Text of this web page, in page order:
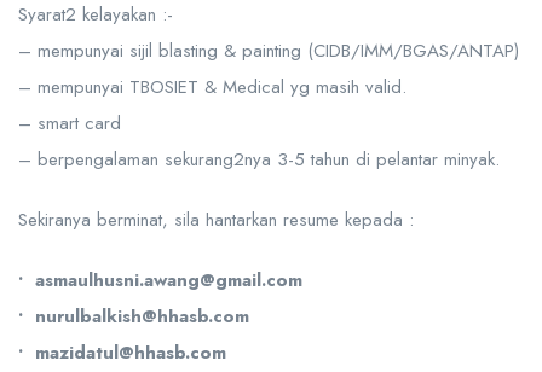
Syarat2 kelayakan :-
– mempunyai sijil blasting & painting (CIDB/IMM/BGAS/ANTAP)
– mempunyai TBOSIET & Medical yg masih valid.
– smart card
– berpengalaman sekurang2nya 3-5 tahun di pelantar minyak.
Sekiranya berminat, sila hantarkan resume kepada :
• asmaulhusni.awang@gmail.com
• nurulbalkish@hhasb.com
• mazidatul@hhasb.com